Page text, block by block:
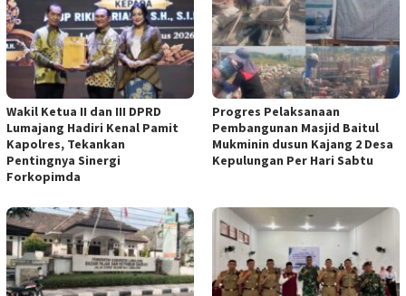
Wakil Ketua II dan III DPRD
Lumajang Hadiri Kenal Pamit
Kapolres, Tekankan
Pentingnya Sinergi
Forkopimda
Progres Pelaksanaan
Pembangunan Masjid Baitul
Mukminin dusun Kajang 2 Desa
Kepulungan Per Hari Sabtu